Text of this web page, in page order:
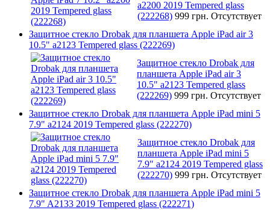
a2200 2019 Tempered glass
(222268) 999 грн. Отсутствует
Защитное стекло Drobak для планшета Apple iPad air 3
10.5" a2123 Tempered glass (222269)
Защитное стекло Drobak для
планшета Apple iPad air 3
10.5" a2123 Tempered glass
(222269) 999 грн. Отсутствует
Защитное стекло Drobak для планшета Apple iPad mini 5
7.9" a2124 2019 Tempered glass (222270)
Защитное стекло Drobak для
планшета Apple iPad mini 5
7.9" a2124 2019 Tempered glass
(222270) 999 грн. Отсутствует
Защитное стекло Drobak для планшета Apple iPad mini 5
7.9" A2133 2019 Tempered glass (222271)